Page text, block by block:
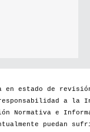
en estado de
a la
Normativa e
puedan